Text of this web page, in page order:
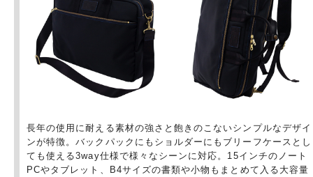
長年の使用に耐える素材の強さと飽きのこないシンプルなデザイ
ンが特徴。バックパックにもショルダーにもブリーフケースとし
ても使える3way仕様で様々なシーンに対応。15インチのノート
PCやタブレット、B4サイズの書類や小物もまとめて入る大容量